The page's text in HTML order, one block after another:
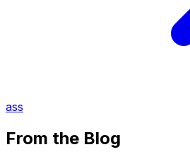
ass
From the Blog